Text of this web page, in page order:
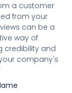
5
van
5
a customer
from your
can be a
way of
credibility and
company's